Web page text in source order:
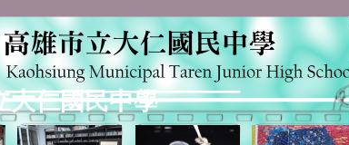
大仁國民中學